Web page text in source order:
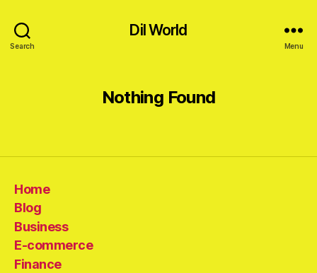
Search
Dil World
Menu
Nothing Found
Home
Blog
Business
E-commerce
Finance